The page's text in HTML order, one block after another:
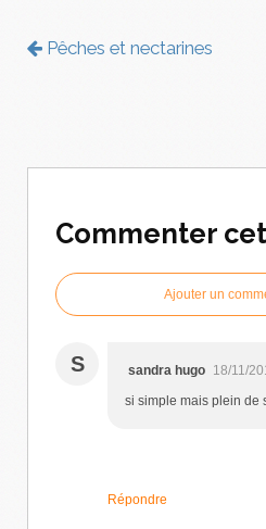
Pêches et nectarines
Commenter
Ajouter un
S sandra hugo 18/11/
si simple mais plein de
Répondre